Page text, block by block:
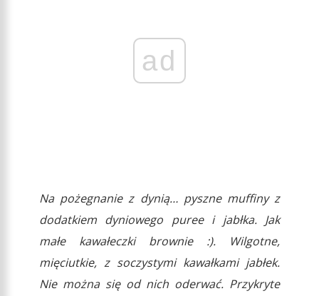
ad
Na pożegnanie z dynią… pyszne muffiny z
dodatkiem dyniowego puree i jabłka. Jak
małe kawałeczki brownie :). Wilgotne,
mięciutkie, z soczystymi kawałkami jabłek.
Nie można się od nich oderwać. Przykryte